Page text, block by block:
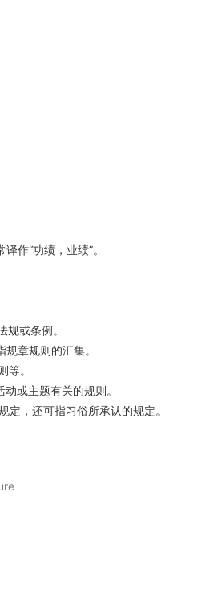
作“功绩，业绩”。
或条例。
章规则的汇集。
。
或主题有关的规则。
，还可指习俗所承认的规定。